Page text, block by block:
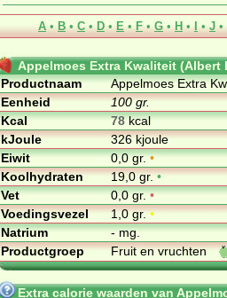
A • B • C • D • E • F • G • H • I • J •
Appelmoes Extra Kwaliteit (Albert
Productnaam
Appelmoes Extra
Eenheid
100 gr.
Kcal
78kcal
kJoule
326 kjoule
Eiwit
0,0 gr.•
Koolhydraten
19,0 gr.•
Vet
0,0 gr.•
Voedingsvezel
1,0 gr.•
Natrium
- mg.
Productgroep
Fruit en vruchten
Extra calorie waarden van